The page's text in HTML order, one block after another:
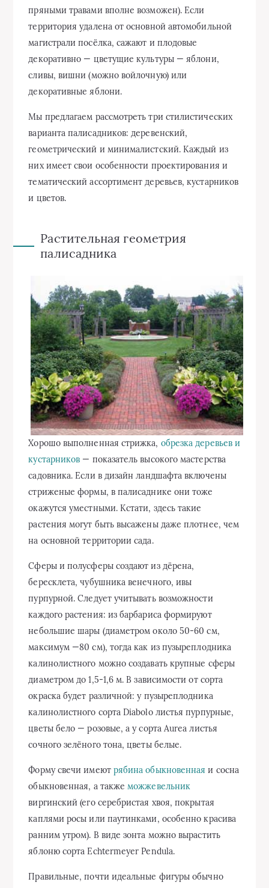
пряными травами вполне возможен). Если
территория удалена от основной автомобильной
магистрали посёлка, сажают и плодовые
декоративно — цветущие культуры — яблони,
сливы, вишни (можно войлочную) или
декоративные яблони.
Мы предлагаем рассмотреть три стилистических
варианта палисадников: деревенский,
геометрический и минималистский. Каждый из
них имеет свои особенности проектирования и
тематический ассортимент деревьев, кустарников
и цветов.
Растительная геометрия
палисадника
Хорошо выполненная стрижка, обрезка деревьев и
кустарников — показатель высокого мастерства
садовника. Если в дизайн ландшафта включены
стриженые формы, в палисаднике они тоже
окажутся уместными. Кстати, здесь такие
растения могут быть высажены даже плотнее, чем
на основной территории сада.
Сферы и полусферы создают из дёрена,
бересклета, чубушника венечного, ивы
пурпурной. Следует учитывать возможности
каждого растения: из барбариса формируют
небольшие шары (диаметром около 50-60 см,
максимум —80 см), тогда как из пузыреплодника
калинолистного можно создавать крупные сферы
диаметром до 1,5-1,6 м. В зависимости от сорта
окраска будет различной: у пузыреплодника
калинолистного сорта Diabolo листья пурпурные,
цветы бело — розовые, а у сорта Aurea листья
сочного зелёного тона, цветы белые.
Форму свечи имеют рябина обыкновенная и сосна
обыкновенная, а такжеможжевельник
виргинский (его серебристая хвоя, покрытая
каплями росы или паутинками, особенно красива
ранним утром). В виде зонта можно вырастить
яблоню сорта Echtermeyer Pendula.
Правильные, почти идеальные фигуры обычно